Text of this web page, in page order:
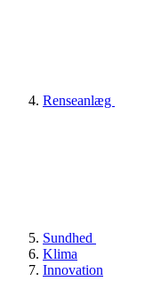
Renseanlæg
Sundhed
Klima
Innovation